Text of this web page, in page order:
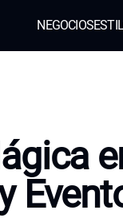
NEGOCIOS